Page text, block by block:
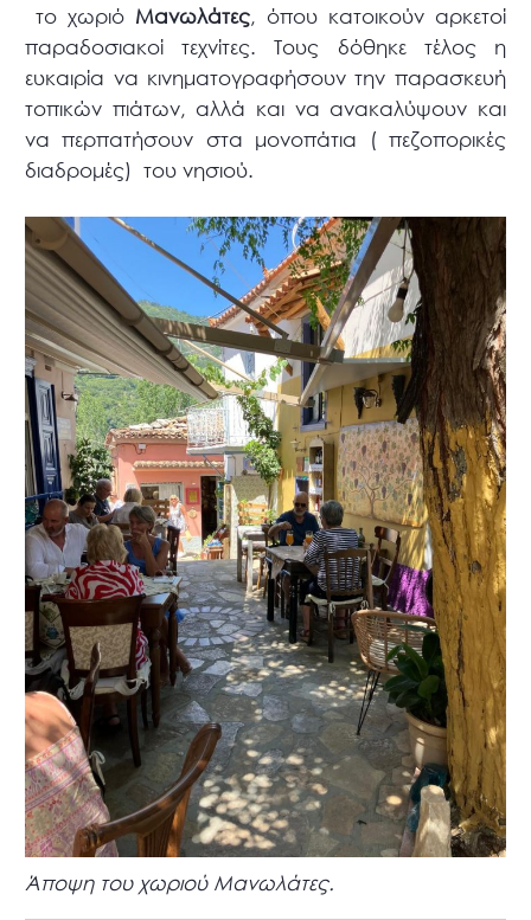
το χωριό Μανωλάτες, όπου κατοικούν αρκετοί
παραδοσιακοί τεχνίτες. Τους δόθηκε τέλος η
ευκαιρία να κινηματογραφήσουν την παρασκευή
τοπικών πιάτων, αλλά και να ανακαλύψουν και
να περπατήσουν στα μονοπάτια ( πεζοπορικές
διαδρομές) του νησιού.
Άποψη του χωριού Μανωλάτες.